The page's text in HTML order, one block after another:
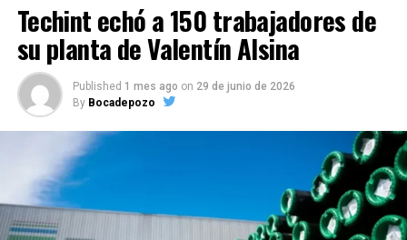
Techint echó a 150 trabajadores de
su planta de Valentín Alsina
Published 1 mes ago on 29 de junio de 2026
By Bocadepozo